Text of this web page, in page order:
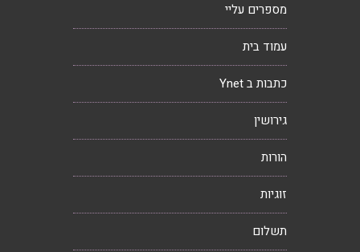
מספרים עליי
עמוד בית
כתבות ב Ynet
גירושין
הורות
זוגיות
תשלום